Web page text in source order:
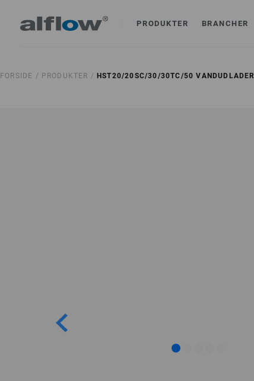
PRODUKTER BRANCHER
FORSIDE / PRODUKTER / HST20/20SC/30/30TC/50 VANDUDLADER